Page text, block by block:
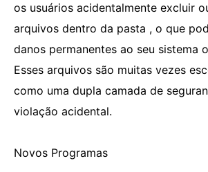
os usuários acidentalmente excluir
arquivos dentro da pasta , o que
danos permanentes ao seu sistema
Esses arquivos são muitas vezes
como uma dupla camada de
violação acidental.
Novos Programas